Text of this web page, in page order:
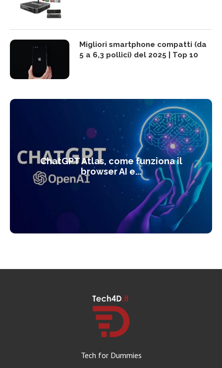
Migliori smartphone compatti (da
5 a 6,3 pollici) del 2025 | Top 10
ChatGPT Atlas, come funziona il
browser AI e...
Tech for Dummies